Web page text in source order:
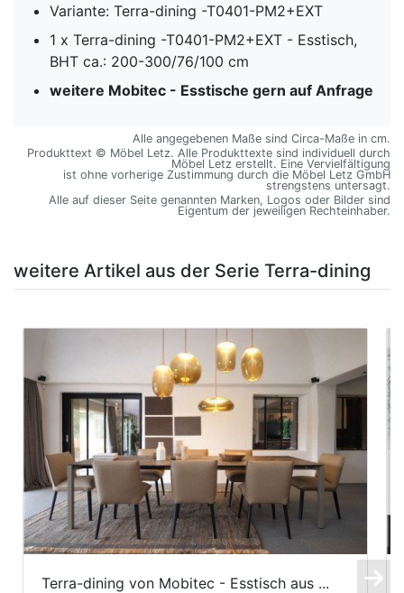
Variante: Terra-dining -T0401-PM2+EXT
1 x Terra-dining -T0401-PM2+EXT - Esstisch,
BHT ca.: 200-300/76/100 cm
weitere Mobitec - Esstische gern auf Anfrage
Alle angegebenen Maße sind Circa-Maße in cm.
Produkttext © Möbel Letz. Alle Produkttexte sind individuell durch
Möbel Letz erstellt. Eine Vervielfältigung
ist ohne vorherige Zustimmung durch die Möbel Letz GmbH
strengstens untersagt.
Alle auf dieser Seite genannten Marken, Logos oder Bilder sind
Eigentum der jeweiligen Rechteinhaber.
weitere Artikel aus der Serie Terra-dining
Terra-dining von Mobitec - Esstisch aus ...